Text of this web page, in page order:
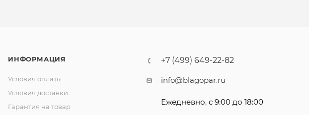
ИНФОРМАЦИЯ
Условия оплаты
Условия доставки
Гарантия на товар
+7 (499) 649-22-82
info@blagopar.ru
Ежедневно, с 9:00 до 18:00